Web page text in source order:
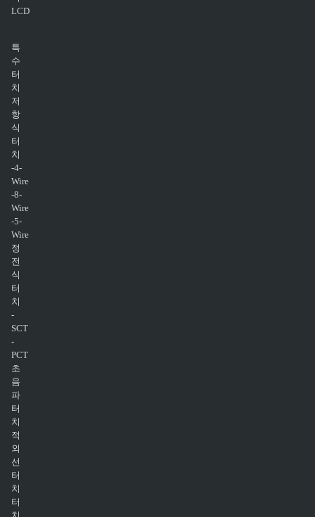
LCD
특
수
터
치
저
항
식
터
치
-4-
Wire
-8-
Wire
-5-
Wire
정
전
식
터
치
-
SCT
-
PCT
초
음
파
터
치
적
외
선
터
치
터